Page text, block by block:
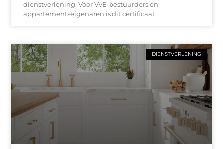
dienstverlening. Voor VvE-bestuurders en
appartementseigenaren is dit certificaat
DIENSTVERLENING